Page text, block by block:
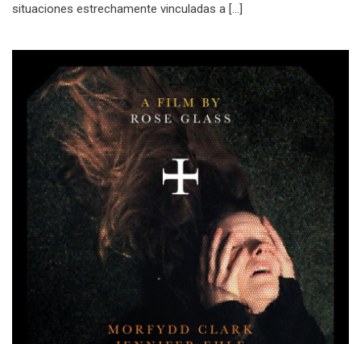
situaciones estrechamente vinculadas a […]